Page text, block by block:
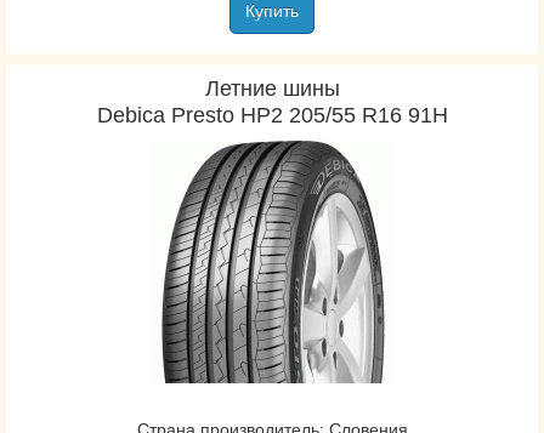
Купить
Летние шины
Debica Presto HP2 205/55 R16 91H